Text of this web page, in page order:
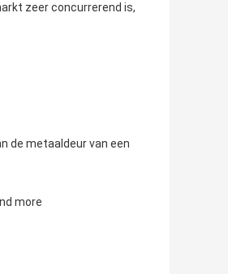
zeer concurrerend is,
de metaaldeur van een
more